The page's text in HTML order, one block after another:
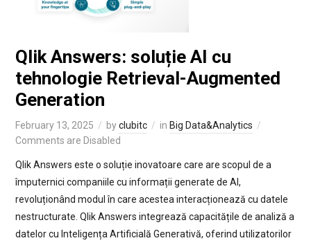
Qlik Answers: soluție AI cu
tehnologie Retrieval-Augmented
Generation
February 13, 2025 byclubitc in Big Data&Analytics
Comments are Disabled
Qlik Answers este o soluție inovatoare care are scopul de a
împuternici companiile cu informații generate de AI,
revoluționând modul în care acestea interacționează cu datele
nestructurate. Qlik Answers integrează capacitățile de analiză a
datelor cu Inteligența Artificială Generativă, oferind utilizatorilor